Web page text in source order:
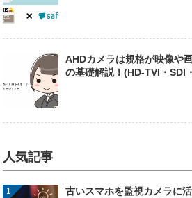
AHDカメラは規格が映像や
の基礎解説！(HD-TVI・SDI
人気記事
古いスマホを監視カメラに